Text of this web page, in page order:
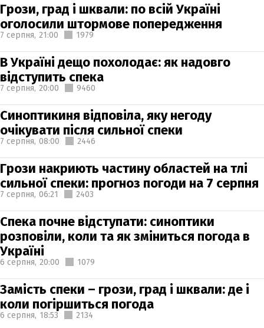
Грози, град і шквали: по всій Україні
оголосили штормове попередження
7 серпня, 21:00 1979
В Україні дещо похолодає: як надовго
відступить спека
7 серпня, 20:00 9460
Синоптикиня відповіла, яку негоду
очікувати після сильної спеки
7 серпня, 08:00 2446
Грози накриють частину областей на тлі
сильної спеки: прогноз погоди на 7 серпня
7 серпня, 06:21 2403
Спека почне відступати: синоптики
розповіли, коли та як зміниться погода в
Україні
6 серпня, 20:00 1079
Замість спеки – грози, град і шквали: де і
коли погіршиться погода
6 серпня, 18:53 2134